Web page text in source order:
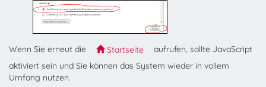
Wenn Sie erneut die Startseite
aufrufen, sollte JavaScript
aktiviert sein und Sie können das System wieder in vollem
Umfang nutzen.